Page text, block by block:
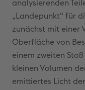
analysierenden
„Landepunkt“ für
zunächst mit einer
Oberfläche von
einem zweiten
kleinen Volumen
emittiertes Licht